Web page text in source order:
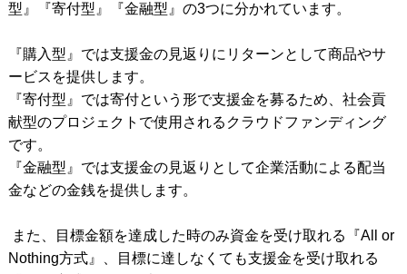
型』『寄付型』『金融型』の3つに分かれています。
『購入型』では支援金の見返りにリターンとして商品やサ
ービスを提供します。
『寄付型』では寄付という形で支援金を募るため、社会貢
献型のプロジェクトで使用されるクラウドファンディング
です。
『金融型』では支援金の見返りとして企業活動による配当
金などの金銭を提供します。
また、目標金額を達成した時のみ資金を受け取れる『All or
Nothing方式』、目標に達しなくても支援金を受け取れる